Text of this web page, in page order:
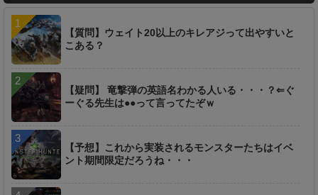
【質問】ウェイト20以上のキレアジって出やすいと
こある？
【疑問】 竜撃弾の英語名わかる人いる・・・？⇐ぐ
ーぐる先生は●●って言ってたぞｗ
【予想】これから実装されるモンスターたちはイベ
ント期間限定だろうね・・・